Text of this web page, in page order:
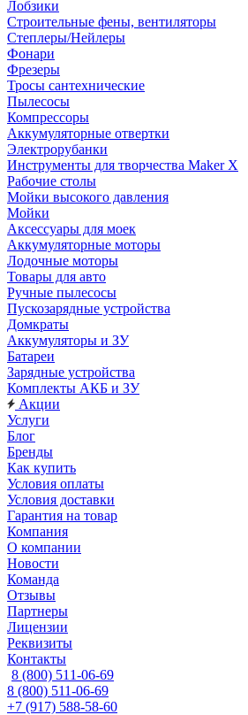
Лобзики
Строительные фены, вентиляторы
Степлеры/Нейлеры
Фонари
Фрезеры
Тросы сантехнические
Пылесосы
Компрессоры
Аккумуляторные отвертки
Электрорубанки
Инструменты для творчества Maker X
Рабочие столы
Мойки высокого давления
Мойки
Аксессуары для моек
Аккумуляторные моторы
Лодочные моторы
Товары для авто
Ручные пылесосы
Пускозарядные устройства
Домкраты
Аккумуляторы и ЗУ
Батареи
Зарядные устройства
Комплекты АКБ и ЗУ
Акции
Услуги
Блог
Бренды
Как купить
Условия оплаты
Условия доставки
Гарантия на товар
Компания
О компании
Новости
Команда
Отзывы
Партнеры
Лицензии
Реквизиты
Контакты
8 (800) 511-06-69
8 (800) 511-06-69
+7 (917) 588-58-60